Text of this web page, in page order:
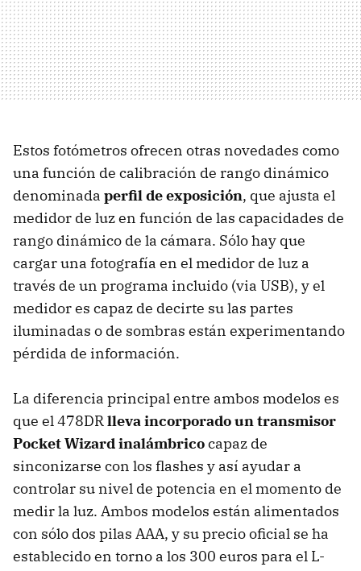
Estos fotómetros ofrecen otras novedades como
una función de calibración de rango dinámico
denominada perfil de exposición, que ajusta el
medidor de luz en función de las capacidades de
rango dinámico de la cámara. Sólo hay que
cargar una fotografía en el medidor de luz a
través de un programa incluido (via USB), y el
medidor es capaz de decirte su las partes
iluminadas o de sombras están experimentando
pérdida de información.
La diferencia principal entre ambos modelos es
que el 478DRlleva incorporado un transmisor
Pocket Wizard inalámbricocapaz de
sinconizarse con los flashes y así ayudar a
controlar su nivel de potencia en el momento de
medir la luz. Ambos modelos están alimentados
con sólo dos pilas AAA, y su precio oficial se ha
establecido en torno a los 300 euros para el L-